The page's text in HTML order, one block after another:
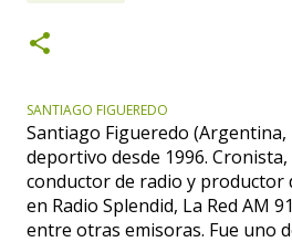
SANTIAGO FIGUEREDO
Santiago Figueredo (Argentina,
deportivo desde 1996.
conductor de radio y productor
en Radio Splendid, La Red AM
entre otras emisoras. Fue uno